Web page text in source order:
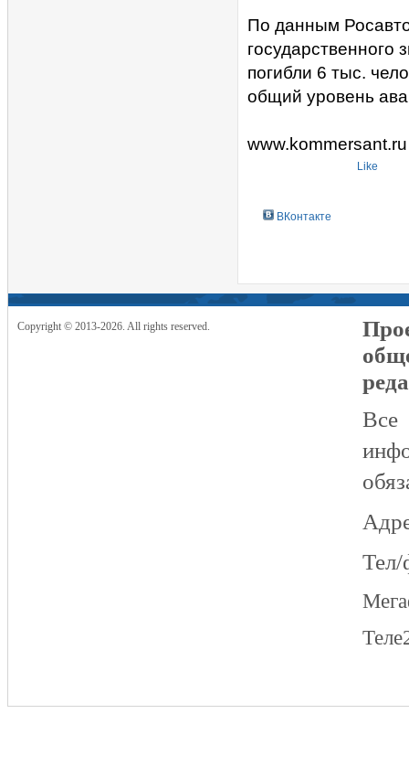
По данным
погибли 6 тыс.
общий уровень
www.kommersant.ru
Like
ВКонтакте
Copyright © 2013-2026. All rights reserved.